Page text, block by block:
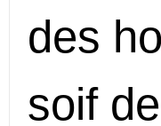
des
soif